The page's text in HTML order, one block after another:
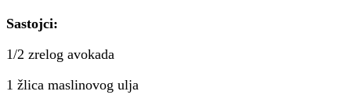
Sastojci:
1/2 zrelog avokada
1 žlica maslinovog ulja